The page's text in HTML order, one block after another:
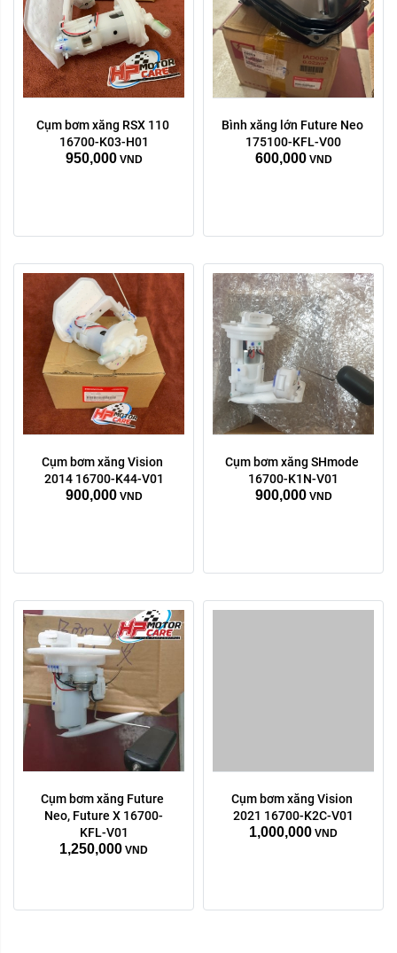
Cụm bơm xăng RSX 110
16700-K03-H01
950,000 VND
Bình xăng lớn Future Neo
175100-KFL-V00
600,000 VND
Cụm bơm xăng Vision
2014 16700-K44-V01
900,000 VND
Cụm bơm xăng SHmode
16700-K1N-V01
900,000 VND
Cụm bơm xăng Future
Neo, Future X 16700-
KFL-V01
1,250,000 VND
Cụm bơm xăng Vision
2021 16700-K2C-V01
1,000,000 VND